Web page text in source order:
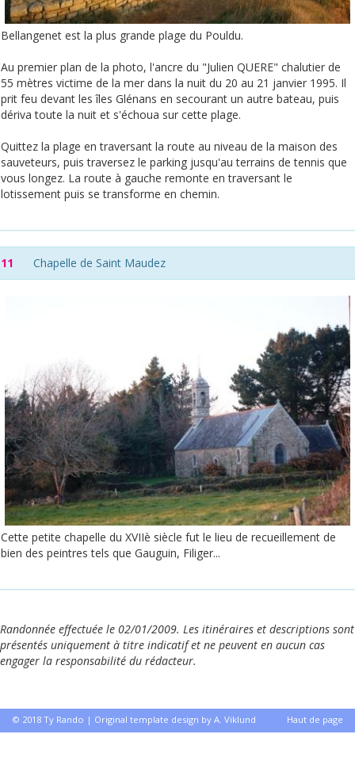
Bellangenet est la plus grande plage du Pouldu.
Au premier plan de la photo, l'ancre du "Julien QUERE" chalutier de
55 mètres victime de la mer dans la nuit du 20 au 21 janvier 1995. Il
prit feu devant les îles Glénans en secourant un autre bateau, puis
dériva toute la nuit et s'échoua sur cette plage.
Quittez la plage en traversant la route au niveau de la maison des
sauveteurs, puis traversez le parking jusqu'au terrains de tennis que
vous longez. La route à gauche remonte en traversant le
lotissement puis se transforme en chemin.
11 Chapelle de Saint Maudez
Cette petite chapelle du XVIIè siècle fut le lieu de recueillement de
bien des peintres tels que Gauguin, Filiger...
Randonnée effectuée le 02/01/2009. Les itinéraires et descriptions sont
présentés uniquement à titre indicatif et ne peuvent en aucun cas
engager la responsabilité du rédacteur.
Haut de page
© 2018 Ty Rando | Original template design by A. Viklund